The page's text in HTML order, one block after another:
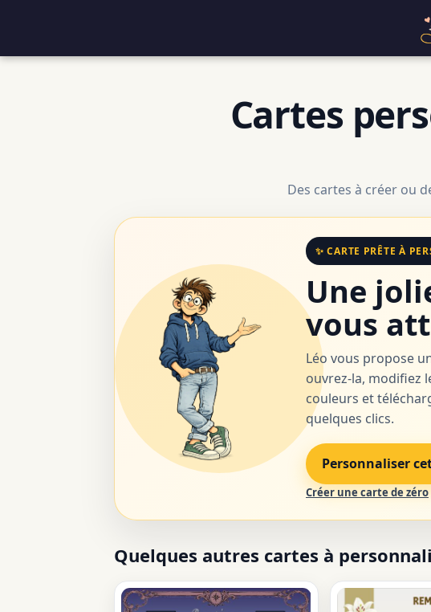
Cartes
Des cartes à créer ou
✨ CARTE PRÊTE À
Une
vous
Léo vous propose
ouvrez-la, modifiez
couleurs et
quelques clics.
Personnaliser
Créer une carte de zéro
Quelques autres cartes à